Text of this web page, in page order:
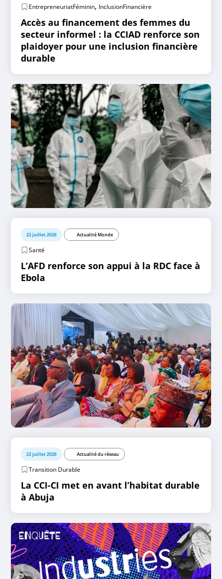
EntrepreneuriatFéminin, InclusionFinancière
Accès au financement des femmes du
secteur informel : la CCIAD renforce son
plaidoyer pour une inclusion financière
durable
22 juillet 2026 Actualité Monde
Santé
L’AFD renforce son appui à la RDC face à
Ebola
22 juillet 2026 Actualité du réseau
Transition Durable
La CCI-CI met en avant l’habitat durable
à Abuja